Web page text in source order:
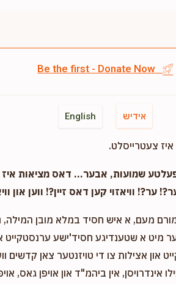
Be the first - Donate Now
English אידיש
צעטרייסלט.
שמועות, אבער... דאס מציאות
ער?! וויאזוי קען דאס זיין?! ווען און
מעם, א איש חסיד במלא מובן המילה,
מיט א שטענדיגע חסיד'ישע
און אצילות צו די טויזנטער צאן קדשים
אין ביהמ"ד און אויפן גאס,